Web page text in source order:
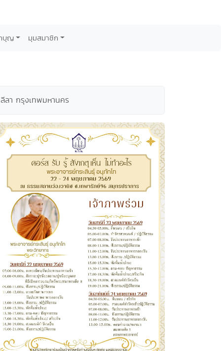
บุญ มุมสมาชิก
า กรุงเทพมหานคร